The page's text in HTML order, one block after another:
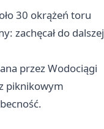
30 okrążeń toru
zachęcał do dalszej
przez Wodociągi
piknikowym